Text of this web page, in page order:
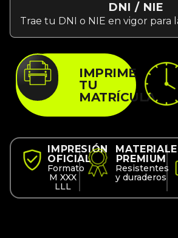
DNI / NIE
Trae tu DNI o NIE en vigor para
IMPRIME
TU
MATRÍCULA
IMPRESIÓN
OFICIAL
Formato
M XXX
LLL
PREMIUM
Resistentes
y duraderos